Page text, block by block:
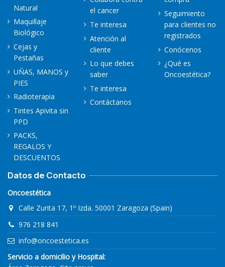
Natural
Maquillaje
Biológico
Cejas y
Pestañas
UÑAS, MANOS y
PIES
Radioterapia
Tintes Apivita sin
PPD
PACKS,
REGALOS Y
DESCUENTOS
el cancer
Te interesa
Atención al
cliente
Lo que debes
saber
Te interesa
Contáctanos
Seguimiento
para clientes no
registrados
Conócenos
¿Qué es
Oncoestética?
Datos de Contacto
Oncoestética
Calle Zurita 17, 1º Izda. 50001 Zaragoza (Spain)
976 218 841
info@oncoestetica.es
Servicio a domicilio y Hospital: